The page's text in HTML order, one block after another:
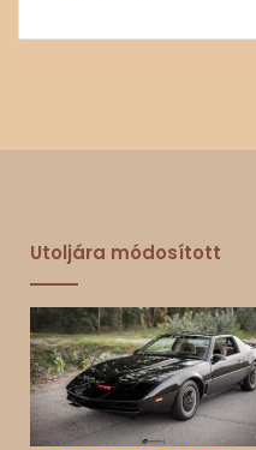
Utoljára módosított